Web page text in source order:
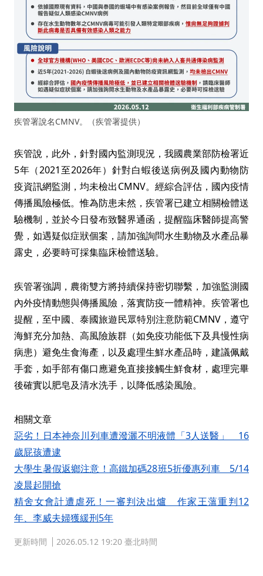
疾管署說名CMNV。（疾管署提供）
疾管說，此外，針對國內監測現況，我國農業部防檢署近
5年（2021至2026年）針對白蝦後送病例及國內動物防
疫資訊網監測，均未檢出CMNV。經綜合評估，國內疫情
傳播風險極低。惟為防患未然，疾管署已建立相關檢體送
驗機制，並於今日發布致醫界通函，提醒臨床醫師提高警
覺，如遇疑似症狀個案，請加強詢問水生動物及水產品暴
露史，必要時可採集臨床檢體送驗。
疾管署強調，農衛雙方將持續保持密切聯繫，加強監測國
內外疫情動態與傳播風險，落實防疫一體精神。疾管署也
提醒，至中國、泰國旅遊民眾特別注意防範CMNV，遵守
海鮮充分加熱、高風險族群（如免疫功能低下及具慢性病
病患）避免生食海產，以及處理生鮮水產品時，建議佩戴
手套，如手部有傷口應避免直接接觸生鮮食材，處理完畢
後確實以肥皂及清水洗手，以降低感染風險。
相關文章
惡劣！日本神奈川列車遭潑灑不明液體「3人送醫」 16
歲屁孩遭逮
大學生暑假返鄉注意！高鐵加碼28班5折優惠列車 5/14
凌晨起開搶
精舍女會計遭虐死！一審判決出爐 作家王薀重判12
年、李威夫婦獲緩刑5年
更新時間 2026.05.12 19:20 臺北時間